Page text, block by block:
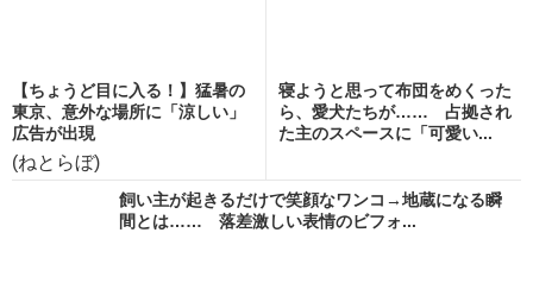
【ちょうど目に入る！】猛暑の
東京、意外な場所に「涼しい」
広告が出現
(ねとらぼ)
寝ようと思って布団をめくった
ら、愛犬たちが…… 占拠され
た主のスペースに「可愛い...
飼い主が起きるだけで笑顔なワンコ→地蔵になる瞬
間とは…… 落差激しい表情のビフォ...